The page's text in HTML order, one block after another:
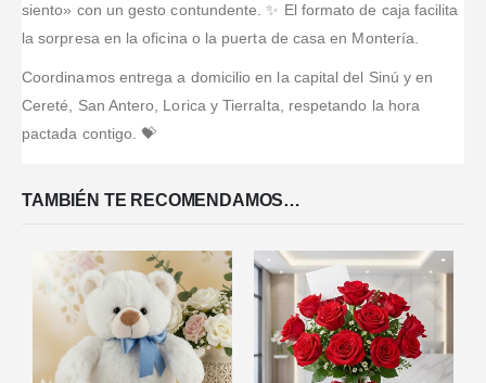
siento» con un gesto contundente. ✨ El formato de caja facilita
la sorpresa en la oficina o la puerta de casa en Montería.
Coordinamos entrega a domicilio en la capital del Sinú y en
Cereté, San Antero, Lorica y Tierralta, respetando la hora
pactada contigo. 💝
TAMBIÉN TE RECOMENDAMOS…